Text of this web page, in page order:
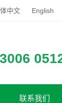
中文 English
联系我们